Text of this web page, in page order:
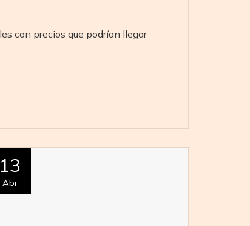
con precios que podrían llegar
13
Abr